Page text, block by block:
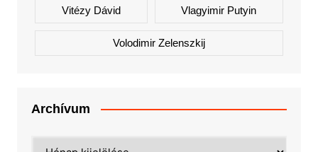
Vitézy Dávid Vlagyimir Putyin
Volodimir Zelenszkij
Archívum